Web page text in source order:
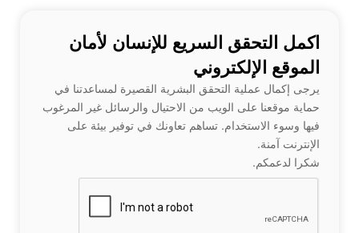
اكمل التحقق السريع للإنسان لأمان
الموقع الإلكتروني
يرجى إكمال عملية التحقق البشرية القصيرة لمساعدتنا في
حماية موقعنا على الويب من الاحتيال والرسائل غير المرغوب
فيها وسوء الاستخدام. تساهم تعاونك في توفير بيئة على
الإنترنت آمنة.
شكرا لدعمكم.